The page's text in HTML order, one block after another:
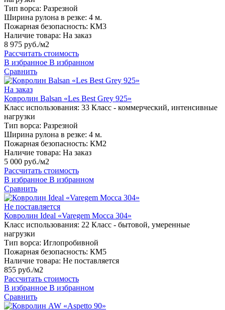
Тип ворса: Разрезной
Ширина рулона в резке: 4 м.
Пожарная безопасность: КМ3
Наличие товара: На заказ
8 975 руб./м2
Рассчитать стоимость
В избранное В избранном
Сравнить
На заказ
Ковролин Balsan «Les Best Grey 925»
Класс использования: 33 Класс - коммерческий, интенсивные
нагрузки
Тип ворса: Разрезной
Ширина рулона в резке: 4 м.
Пожарная безопасность: КМ2
Наличие товара: На заказ
5 000 руб./м2
Рассчитать стоимость
В избранное В избранном
Сравнить
Не поставляется
Ковролин Ideal «Varegem Mocca 304»
Класс использования: 22 Класс - бытовой, умеренные
нагрузки
Тип ворса: Иглопробивной
Пожарная безопасность: КМ5
Наличие товара: Не поставляется
855 руб./м2
Рассчитать стоимость
В избранное В избранном
Сравнить